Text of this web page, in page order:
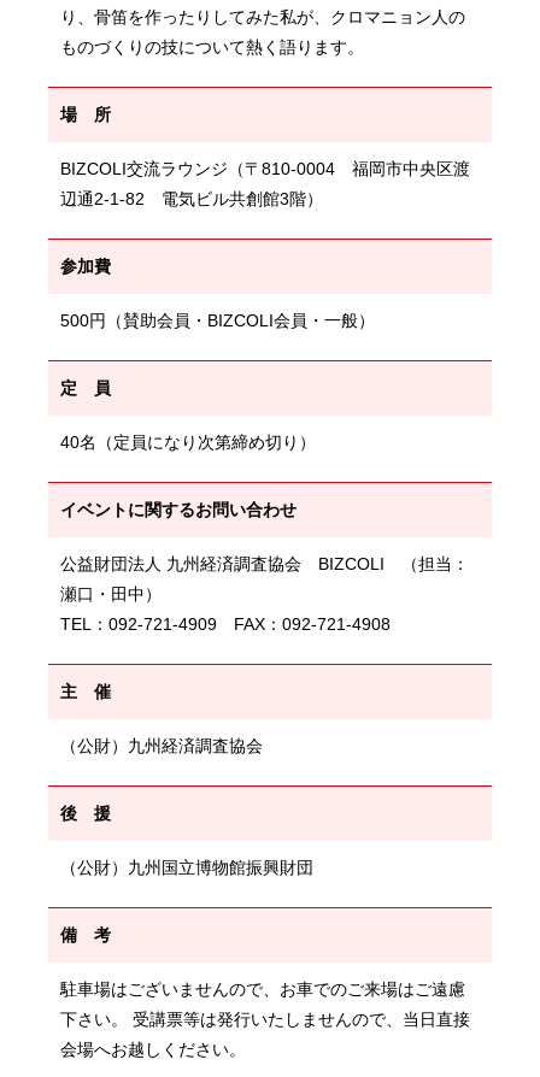
り、骨笛を作ったりしてみた私が、クロマニョン人の
ものづくりの技について熱く語ります。
場 所
BIZCOLI交流ラウンジ（〒810-0004 福岡市中央区渡
辺通2-1-82 電気ビル共創館3階）
参加費
500円（賛助会員・BIZCOLI会員・一般）
定 員
40名（定員になり次第締め切り）
イベントに関するお問い合わせ
公益財団法人 九州経済調査協会 BIZCOLI （担当：
瀬口・田中）
TEL：092-721-4909 FAX：092-721-4908
主 催
（公財）九州経済調査協会
後 援
（公財）九州国立博物館振興財団
備 考
駐車場はございませんので、お車でのご来場はご遠慮
下さい。 受講票等は発行いたしませんので、当日直接
会場へお越しください。